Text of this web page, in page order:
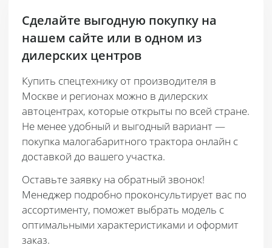
Сделайте выгодную покупку на
нашем сайте или в одном из
дилерских центров
Купить спецтехнику от производителя в
Москве и регионах можно в дилерских
автоцентрах, которые открыты по всей стране.
Не менее удобный и выгодный вариант —
покупка малогабаритного трактора онлайн с
доставкой до вашего участка.
Оставьте заявку на обратный звонок!
Менеджер подробно проконсультирует вас по
ассортименту, поможет выбрать модель с
оптимальными характеристиками и оформит
заказ.